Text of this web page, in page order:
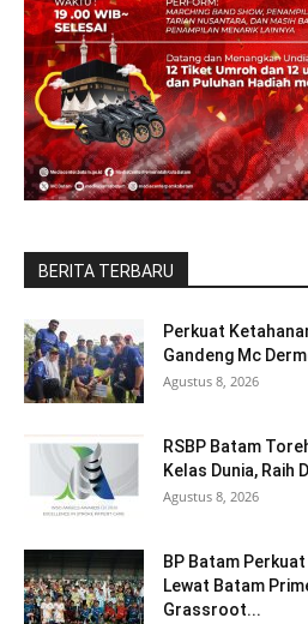
BERITA TERBARU
Perkuat
Gandeng Mc
Agustus 8, 2026
RSBP Batam
Kelas Dunia, Raih
Agustus 8, 2026
BP Batam
Lewat Batam
Grassroot...